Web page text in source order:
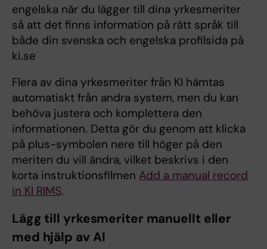
engelska när du lägger till dina yrkesmeriter
så att det finns information på rätt språk till
både din svenska och engelska profilsida på
ki.se
Flera av dina yrkesmeriter från KI hämtas
automatiskt från andra system, men du kan
behöva justera och komplettera den
informationen. Detta gör du genom att klicka
på plus-symbolen nere till höger på den
meriten du vill ändra, vilket beskrivs i den
korta instruktionsfilmen Add a manual record
in KI RIMS.
Lägg till yrkesmeriter manuellt eller
med hjälp av AI